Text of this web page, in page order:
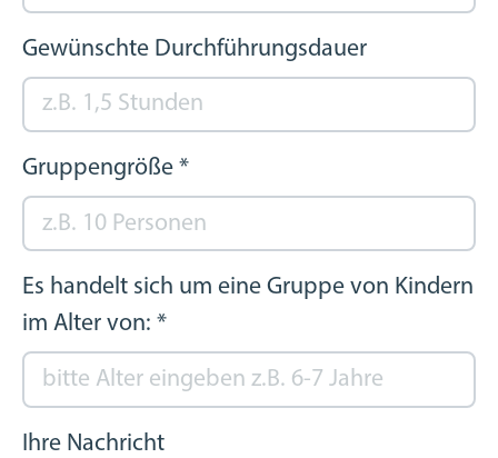
Gewünschte Durchführungsdauer
Gruppengröße *
Es handelt sich um eine Gruppe von Kindern
im Alter von: *
Ihre Nachricht